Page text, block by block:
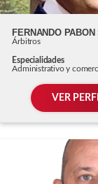
FERNANDO PABON
Árbitros
Especialidades
Administrativo y
VER